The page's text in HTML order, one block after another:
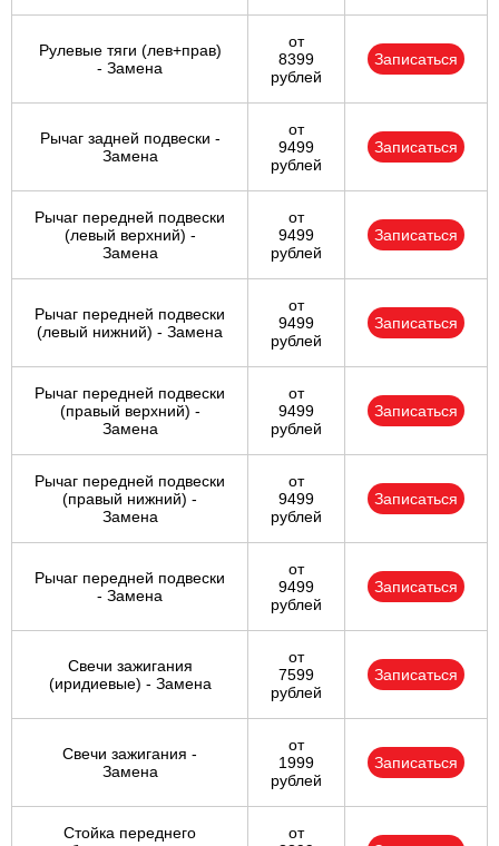
Рулевые тяги (лев+прав)
- Замена
от
8399
рублей
Записаться
Рычаг задней подвески -
Замена
от
9499
рублей
Записаться
Рычаг передней подвески
(левый верхний) -
Замена
от
9499
рублей
Записаться
Рычаг передней подвески
(левый нижний) - Замена
от
9499
рублей
Записаться
Рычаг передней подвески
(правый верхний) -
Замена
от
9499
рублей
Записаться
Рычаг передней подвески
(правый нижний) -
Замена
от
9499
рублей
Записаться
Рычаг передней подвески
- Замена
от
9499
рублей
Записаться
Свечи зажигания
(иридиевые) - Замена
от
7599
рублей
Записаться
Свечи зажигания -
Замена
от
1999
рублей
Записаться
Стойка переднего
от